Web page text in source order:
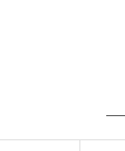
映画・アニメ